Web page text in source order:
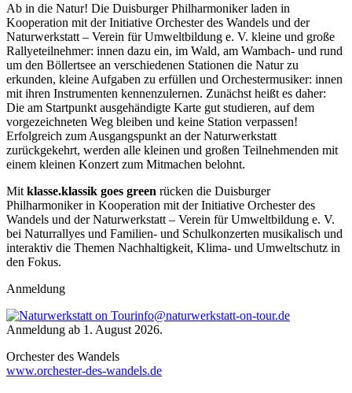
Ab in die Natur! Die Duisburger Philharmoniker laden in
Kooperation mit der Initiative Orchester des Wandels und der
Naturwerkstatt – Verein für Umweltbildung e. V. kleine und große
Rallyeteilnehmer: innen dazu ein, im Wald, am Wambach- und rund
um den Böllertsee an verschiedenen Stationen die Natur zu
erkunden, kleine Aufgaben zu erfüllen und Orchestermusiker: innen
mit ihren Instrumenten kennenzulernen. Zunächst heißt es daher:
Die am Startpunkt ausgehändigte Karte gut studieren, auf dem
vorgezeichneten Weg bleiben und keine Station verpassen!
Erfolgreich zum Ausgangspunkt an der Naturwerkstatt
zurückgekehrt, werden alle kleinen und großen Teilnehmenden mit
einem kleinen Konzert zum Mitmachen belohnt.
Mit klasse.klassik goes green rücken die Duisburger
Philharmoniker in Kooperation mit der Initiative Orchester des
Wandels und der Naturwerkstatt – Verein für Umweltbildung e. V.
bei Naturrallyes und Familien- und Schulkonzerten musikalisch und
interaktiv die Themen Nachhaltigkeit, Klima- und Umweltschutz in
den Fokus.
Anmeldung
info@naturwerkstatt-on-tour.de
Anmeldung ab 1. August 2026.
Orchester des Wandels
www.orchester-des-wandels.de